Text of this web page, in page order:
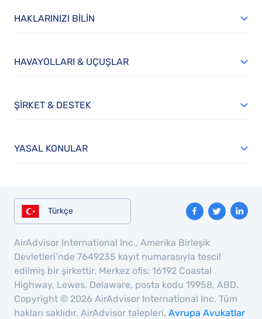
HAKLARINIZI BILIN
HAVAYOLLARI & UÇUŞLAR
ŞIRKET & DESTEK
YASAL KONULAR
Türkçe
AirAdvisor International Inc., Amerika Birleşik
Devletleri’nde 7649235 kayıt numarasıyla tescil
edilmiş bir şirkettir. Merkez ofis: 16192 Coastal
Highway, Lewes, Delaware, posta kodu 19958, ABD.
Copyright © 2026 AirAdvisor International Inc. Tüm
hakları saklıdır. AirAdvisor talepleri, Avrupa Avukatlar